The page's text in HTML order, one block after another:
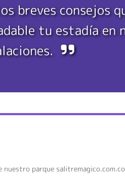
breves consejos
tu estadía en
nuestro parque